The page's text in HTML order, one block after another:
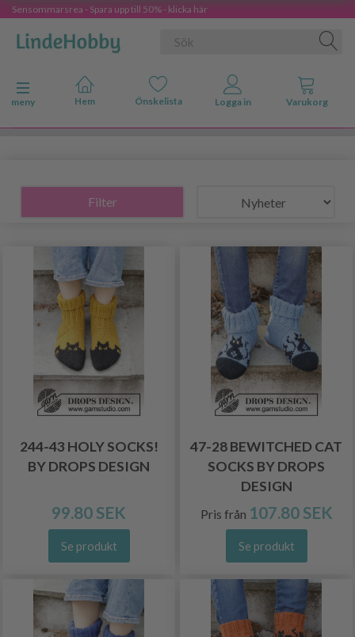
Sensommarsrea - Spara upp till 50% - klicka här
Ändra navigering
meny
Filter
244-43 HOLY SOCKS!
BY DROPS DESIGN
99.80 SEK
Se produkt
47-28 BEWITCHED CAT
SOCKS BY DROPS
DESIGN
Pris från 107.80 SEK
Se produkt